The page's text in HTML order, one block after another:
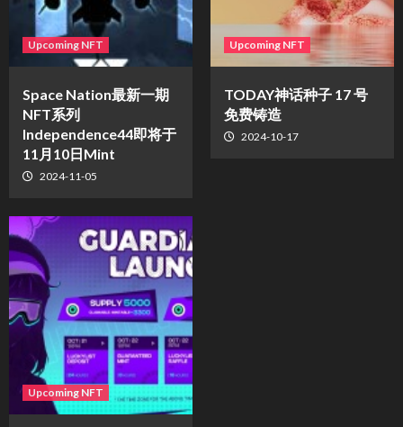
Upcoming NFT
Space Nation最新一期
NFT系列
Independence44即将于
11月10日Mint
2024-11-05
Upcoming NFT
TODAY神话种子 17 号
免费铸造
2024-10-17
Upcoming NFT